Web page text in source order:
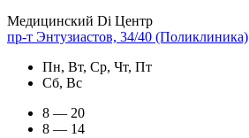
Медицинский Di Центр
пр-т Энтузиастов, 34/40 (Поликлиника)
Пн, Вт, Ср, Чт, Пт
Сб, Вс
8 — 20
8 — 14